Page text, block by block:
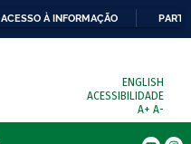
ACESSO À INFORMAÇÃO
ENGLISH
ACESSIBILIDADE
A+ A-